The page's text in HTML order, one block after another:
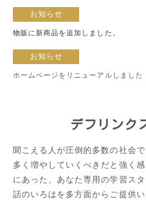
お知らせ
物販に新商品を追加しました。
お知らせ
ホームページをリニューアルしました
デフリンク
聞こえる人が圧倒的多数の社会
多く増やしていくべきだと強く
にあった、あなた専用の学習ス
話のいろはを多方面からご提供い